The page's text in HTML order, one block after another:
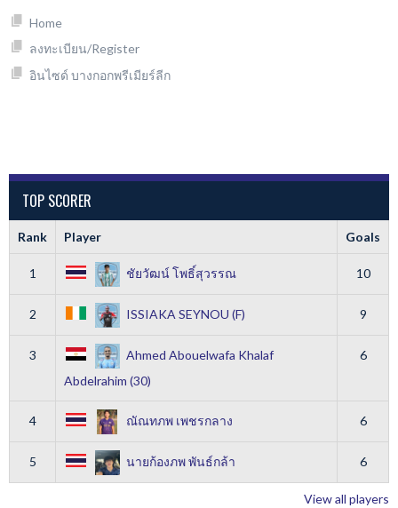
Home
ลงทะเบียน/Register
อินไซด์ บางกอกพรีเมียร์ลีก
TOP SCORER
Rank Player Goals
1 ชัยวัฒน์ โพธิ์สุวรรณ 10
2 ISSIAKA SEYNOU (F) 9
3
Ahmed Abouelwafa Khalaf
Abdelrahim (30)
6
4 ณัณทภพ เพชรกลาง 6
5 นายก้องภพ พันธ์กล้า 6
View all players